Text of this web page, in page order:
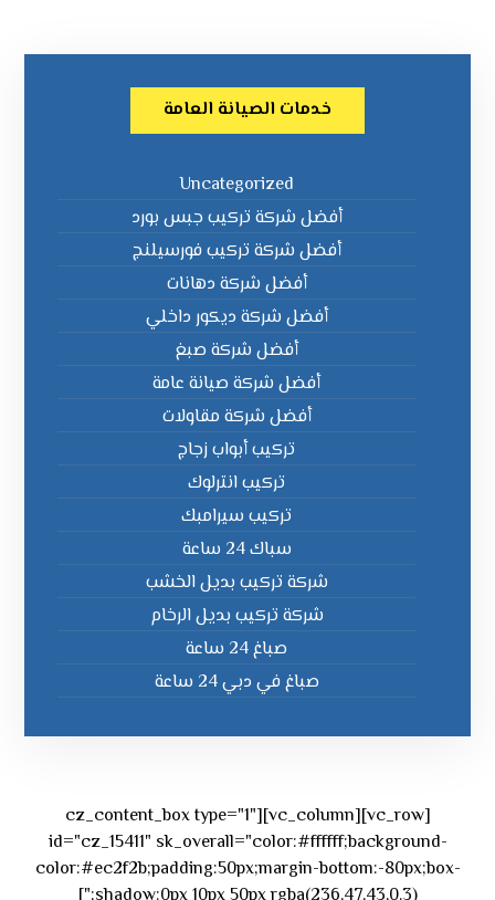
خدمات الصيانة العامة
Uncategorized
أفضل شركة تركيب جبس بورد
أفضل شركة تركيب فورسيلنج
أفضل شركة دهانات
أفضل شركة ديكور داخلي
أفضل شركة صبغ
أفضل شركة صيانة عامة
أفضل شركة مقاولات
تركيب أبواب زجاج
تركيب انترلوك
تركيب سيرامبك
سباك 24 ساعة
شركة تركيب بديل الخشب
شركة تركيب بديل الرخام
صباغ 24 ساعة
صباغ في دبي 24 ساعة
[vc_row][vc_column][cz_content_box type="1"
id="cz_15411" sk_overall="color:#ffffff;background-
color:#ec2f2b;padding:50px;margin-bottom:-80px;box-